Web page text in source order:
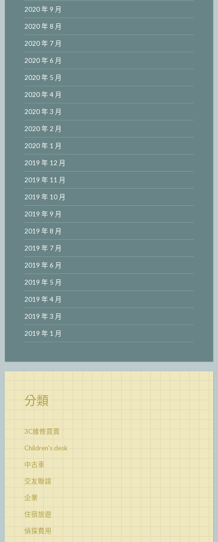
2020 年 9 月
2020 年 8 月
2020 年 7 月
2020 年 6 月
2020 年 5 月
2020 年 4 月
2020 年 3 月
2020 年 2 月
2020 年 1 月
2019 年 12 月
2019 年 11 月
2019 年 10 月
2019 年 9 月
2019 年 8 月
2019 年 7 月
2019 年 6 月
2019 年 5 月
2019 年 4 月
2019 年 3 月
2019 年 1 月
分類
3C維修買賣
Children's desk
中古車
交友聯誼
企業
住宿旅遊
偵探費用